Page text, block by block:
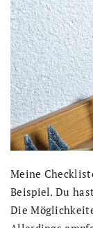
Meine
Beispiel. Du
Die